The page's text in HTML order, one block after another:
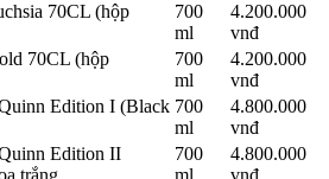
70CL (hộp
700
ml
4.200.000
vnđ
70CL (hộp
700
ml
4.200.000
vnđ
Edition I (Black 700
ml
4.800.000
vnđ
Edition II
700
4.800.000